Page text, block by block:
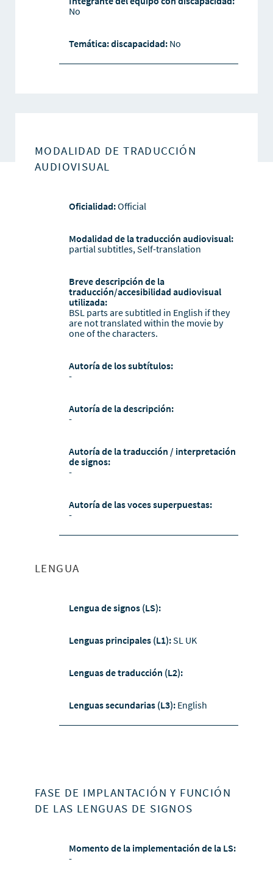
No
Temática: discapacidad: No
MODALIDAD DE TRADUCCIÓN
AUDIOVISUAL
Oficialidad:Official
Modalidad de la traducción audiovisual:
partial subtitles, Self-translation
Breve descripción de la
traducción/accesibilidad audiovisual
utilizada:
BSL parts are subtitled in English if they
are not translated within the movie by
one of the characters.
Autoría de los subtítulos:
-
Autoría de la descripción:
-
Autoría de la traducción / interpretación
de signos:
-
Autoría de las voces superpuestas:
-
LENGUA
Lengua de signos (LS):
Lenguas principales (L1):SL UK
Lenguas de traducción (L2):
Lenguas secundarias (L3): English
FASE DE IMPLANTACIÓN Y FUNCIÓN
DE LAS LENGUAS DE SIGNOS
Momento de la implementación de la LS:
-